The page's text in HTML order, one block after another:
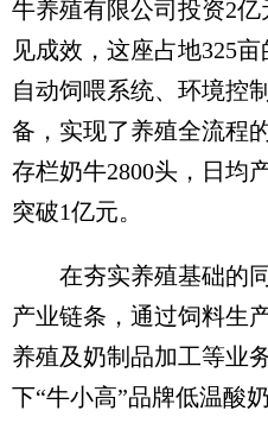
牛养殖有限公司投资2
见成效，这座占地325
自动饲喂系统、环境控
备，实现了养殖全流程
存栏奶牛2800头，日均
突破1亿元。
在夯实养殖基础的同
产业链条，通过饲料生
养殖及奶制品加工等业
下“牛小高”品牌低温酸